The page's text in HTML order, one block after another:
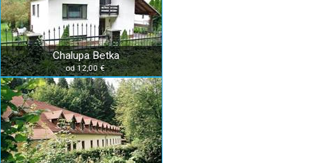
Chalupa Betka
od 12,00 €